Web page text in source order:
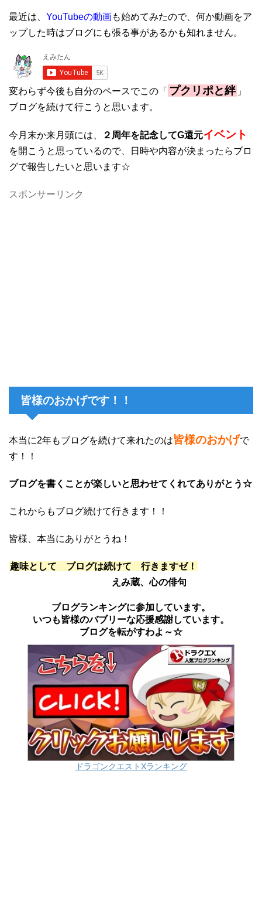
最近は、 YouTubeの動画も始めてみたので、何か動画をア
ップした時はブログにも張る事があるかも知れません。
変わらず今後も自分のペースでこの「 プクリポと絆 」
ブログを続けて行こうと思います。
今月末か来月頭には、 ２周年を記念してG還元イベント
を開こうと思っているので、日時や内容が決まったらブロ
グで報告したいと思います☆
スポンサーリンク
皆様のおかげです！！
本当に2年もブログを続けて来れたのは皆様のおかげで
す！！
ブログを書くことが楽しいと思わせてくれてありがとう☆
これからもブログ続けて行きます！！
皆様、本当にありがとうね！
趣味として ブログは続けて 行きますゼ！
えみ蔵、心の俳句
ブログランキングに参加しています。
いつも皆様のバブリーな応援感謝しています。
ブログを転がすわよ～☆
ドラゴンクエストXランキング